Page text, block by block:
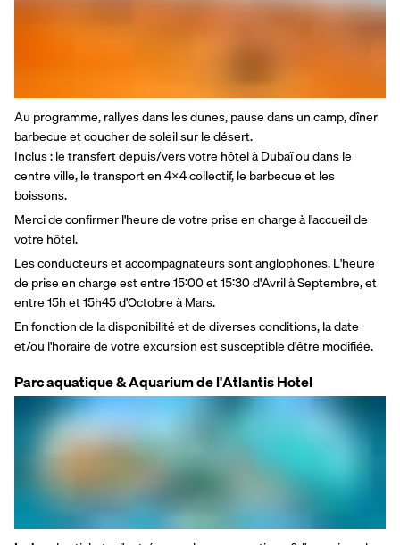
Au programme, rallyes dans les dunes, pause dans un camp, dîner
barbecue et coucher de soleil sur le désert.
Inclus : le transfert depuis/vers votre hôtel à Dubaï ou dans le
centre ville, le transport en 4x4 collectif, le barbecue et les
boissons.
Merci de confirmer l'heure de votre prise en charge à l'accueil de
votre hôtel.
Les conducteurs et accompagnateurs sont anglophones. L'heure
de prise en charge est entre 15:00 et 15:30 d'Avril à Septembre, et
entre 15h et 15h45 d'Octobre à Mars.
En fonction de la disponibilité et de diverses conditions, la date
et/ou l'horaire de votre excursion est susceptible d'être modifiée.
Parc aquatique & Aquarium de l'Atlantis Hotel